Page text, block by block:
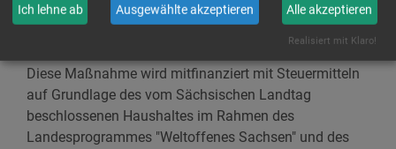
Diese Maßnahme wird mitfinanziert mit Steuermitteln
auf Grundlage des vom Sächsischen Landtag
beschlossenen Haushaltes im Rahmen des
Landesprogrammes "Weltoffenes Sachsen" und des
Ich lehne ab Ausgewählte akzeptieren Alle akzeptieren
Realisiert mit Klaro!